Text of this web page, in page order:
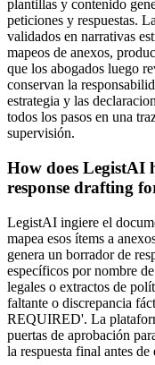
plantillas y contenido
peticiones y respuestas.
validados en narrativas
mapeos de anexos,
que los abogados luego
conservan la
estrategia y las
todos los pasos en una
supervisión.
How does LegistAI
response drafting
LegistAI ingiere el
mapea esos ítems a
genera un borrador de
específicos por nombre
legales o extractos de
faltante o discrepancia
REQUIRED'. La
puertas de aprobación
la respuesta final antes